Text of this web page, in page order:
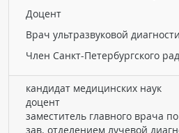
Доцент
Врач ультразвуковой
Член Санкт-Петербургского
кандидат медицинских наук
доцент
заместитель главного врача
зав. отделением лучевой